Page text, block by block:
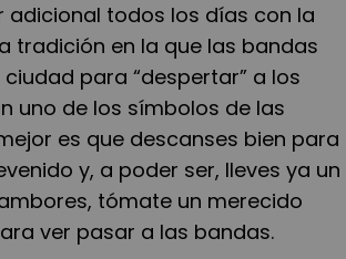
adicional todos los días con la
tradición en la que las bandas
para “despertar” a los
uno de los símbolos de las
es que descanses bien para
y, a poder ser, lleves ya un
tómate un merecido
ver pasar a las bandas.